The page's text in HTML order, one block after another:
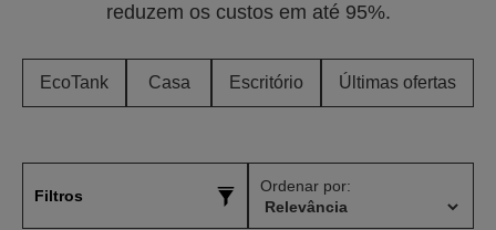
reduzem os custos em até 95%.
EcoTank Casa Escritório Últimas ofertas
Filtros
Ordenar por: